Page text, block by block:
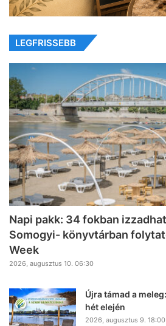
LEGFRISSEBB
Napi pakk: 34 fokban
Somogyi- könyvtárban
Week
2026, augusztus 10. 06:30
Újra támad a
hét elején
2026, augusztus 9. 18:00